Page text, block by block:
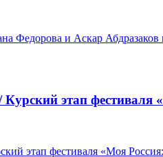
Курский этап